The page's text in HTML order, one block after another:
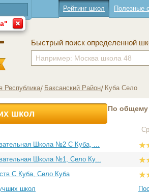
Рейтинг школ Полезные
Быстрый поиск определенной
Республика Баксанский Район Куба Село
школ По
Школа №2 С Куба, ...
Школа №1, Село Ку...
С Куба, Село Куба
школ